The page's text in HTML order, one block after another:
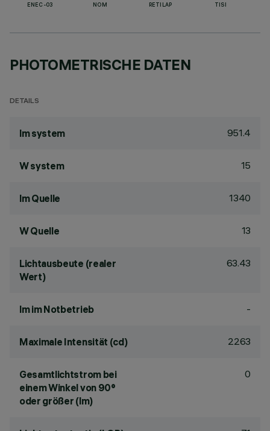
ENEC-03 NOM RETILAP TISI
PHOTOMETRISCHE DATEN
DETAILS
lm system 951.4
W system 15
lm Quelle 1340
W Quelle 13
Lichtausbeute (realer
Wert)
63.43
lm im Notbetrieb -
Maximale Intensität (cd) 2263
Gesamtlichtstrom bei
einem Winkel von 90°
oder größer (lm)
0